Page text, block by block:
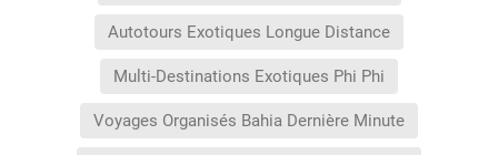
Autotours Exotiques Longue Distance
Multi-Destinations Exotiques Phi Phi
Voyages Organisés Bahia Dernière Minute